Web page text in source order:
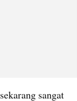
sangat